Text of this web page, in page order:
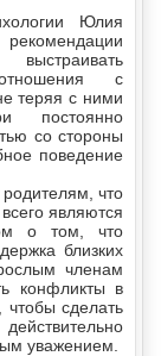
Юлия
с
теряя с ними
постоянно
со стороны
поведение
что
являются
о том, что
близких
членам
конфликты в
чтобы сделать
уважением.